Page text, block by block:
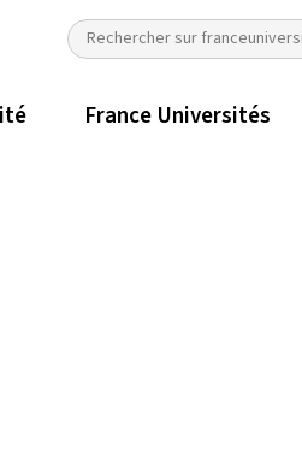
France Universités